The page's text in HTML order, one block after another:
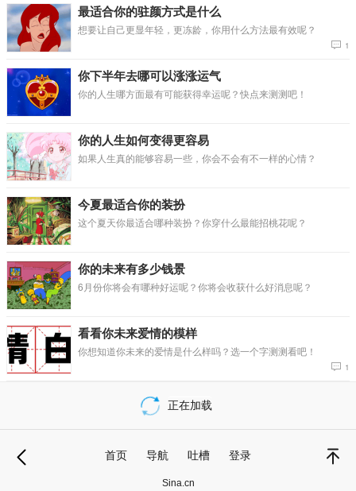
最适合你的驻颜方式是什么
想要让自己更显年轻，更冻龄，你用什么方法最有效呢？
1
你下半年去哪可以涨涨运气
你的人生哪方面最有可能获得幸运呢？快点来测测吧！
你的人生如何变得更容易
如果人生真的能够容易一些，你会不会有不一样的心情？
今夏最适合你的装扮
这个夏天你最适合哪种装扮？你穿什么最能招桃花呢？
你的未来有多少钱景
6月份你将会有哪种好运呢？你将会收获什么好消息呢？
看看你未来爱情的模样
你想知道你未来的爱情是什么样吗？选一个字测测看吧！
1
退 顶部
导航 吐槽